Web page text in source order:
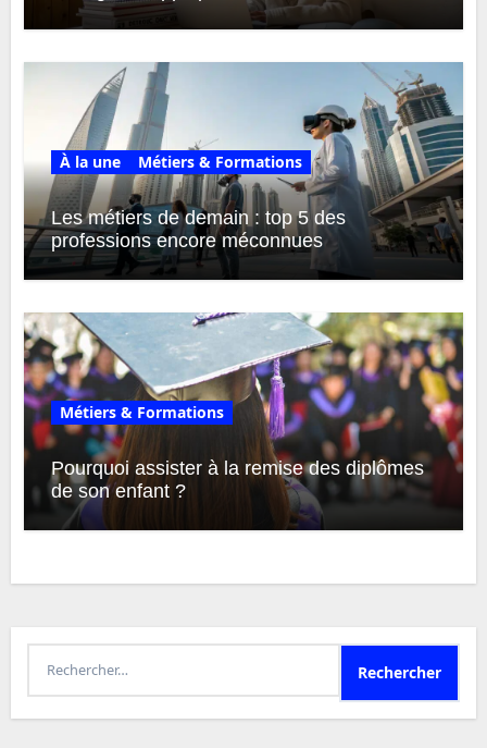
À la une Métiers & Formations
Les métiers de demain : top 5 des
professions encore méconnues
Métiers & Formations
Pourquoi assister à la remise des diplômes
de son enfant ?
Rechercher :